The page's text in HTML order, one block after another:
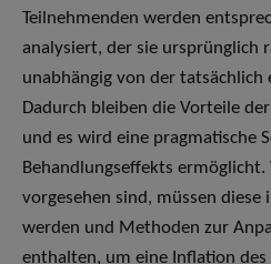
Teilnehmenden werden
analysiert, der sie ursprünglich
unabhängig von der tatsächlich
Dadurch bleiben die Vorteile
und es wird eine pragmatische
Behandlungseffekts ermöglicht.
vorgesehen sind, müssen diese
werden und Methoden zur
enthalten, um eine Inflation des